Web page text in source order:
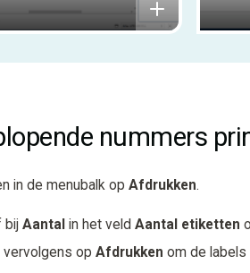
nummers
in de menubalk op Afdrukken.
bij Aantal in het veld Aantal etiketten
vervolgens op Afdrukken om de